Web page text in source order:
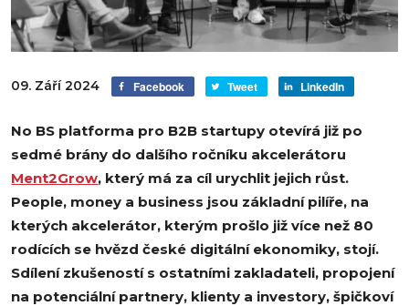
09. Září 2024 Facebook Tweet LinkedIn
No BS platforma pro B2B startupy otevírá již po
sedmé brány do dalšího ročníku akcelerátoru
Ment2Grow, který má za cíl urychlit jejich růst.
People, money a business jsou základní pilíře, na
kterých akcelerátor, kterým prošlo již více než 80
rodících se hvězd české digitální ekonomiky, stojí.
Sdílení zkušeností s ostatními zakladateli, propojení
na potenciální partnery, klienty a investory, špičkoví